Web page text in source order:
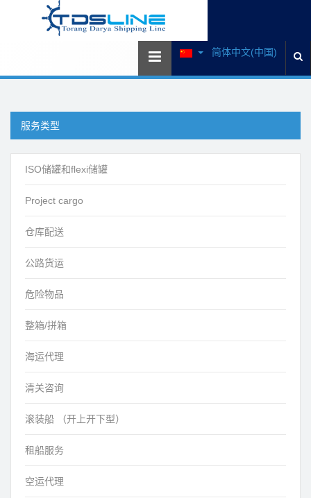
简体中文(中国)
服务类型
ISO储罐和flexi储罐
Project cargo
仓库配送
公路货运
危险物品
整箱/拼箱
海运代理
清关咨询
滚装船 （开上开下型）
租船服务
空运代理